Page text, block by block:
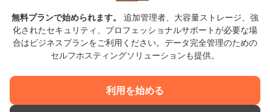
無料プランで始められます。
追加管理者、大容量ストレージ、強
化されたセキュリティ、プロフェッショナルサポートが必要な場
合はビジネスプランをご利用ください。データ完全管理のための
セルフホスティングソリューションも提供。
利用を始める